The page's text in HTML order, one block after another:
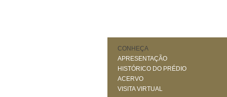
CONHEÇA
APRESENTAÇÃO
HISTÓRICO DO PRÉDIO
ACERVO
VISITA VIRTUAL